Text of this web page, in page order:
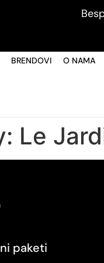
BRENDOVI O NAMA
Le
paketi